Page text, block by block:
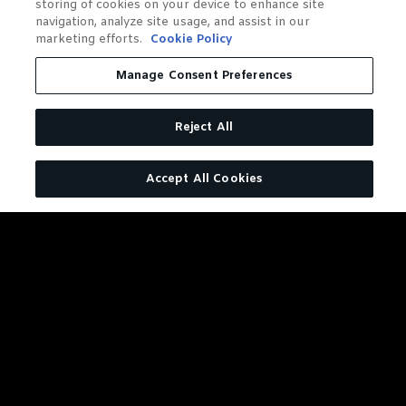
storing of cookies on your device to enhance site
navigation, analyze site usage, and assist in our
marketing efforts.
Cookie Policy
Manage Consent Preferences
Reject All
Accept All Cookies